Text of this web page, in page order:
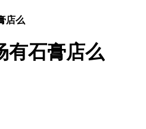
店么
有石膏店么